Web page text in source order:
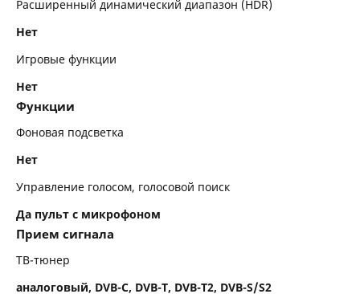
Расширенный динамический диапазон (HDR)
Нет
Игровые функции
Нет
Функции
Фоновая подсветка
Нет
Управление голосом, голосовой поиск
Да пульт с микрофоном
Прием сигнала
ТВ-тюнер
аналоговый, DVB-C, DVB-T, DVB-T2, DVB-S/S2